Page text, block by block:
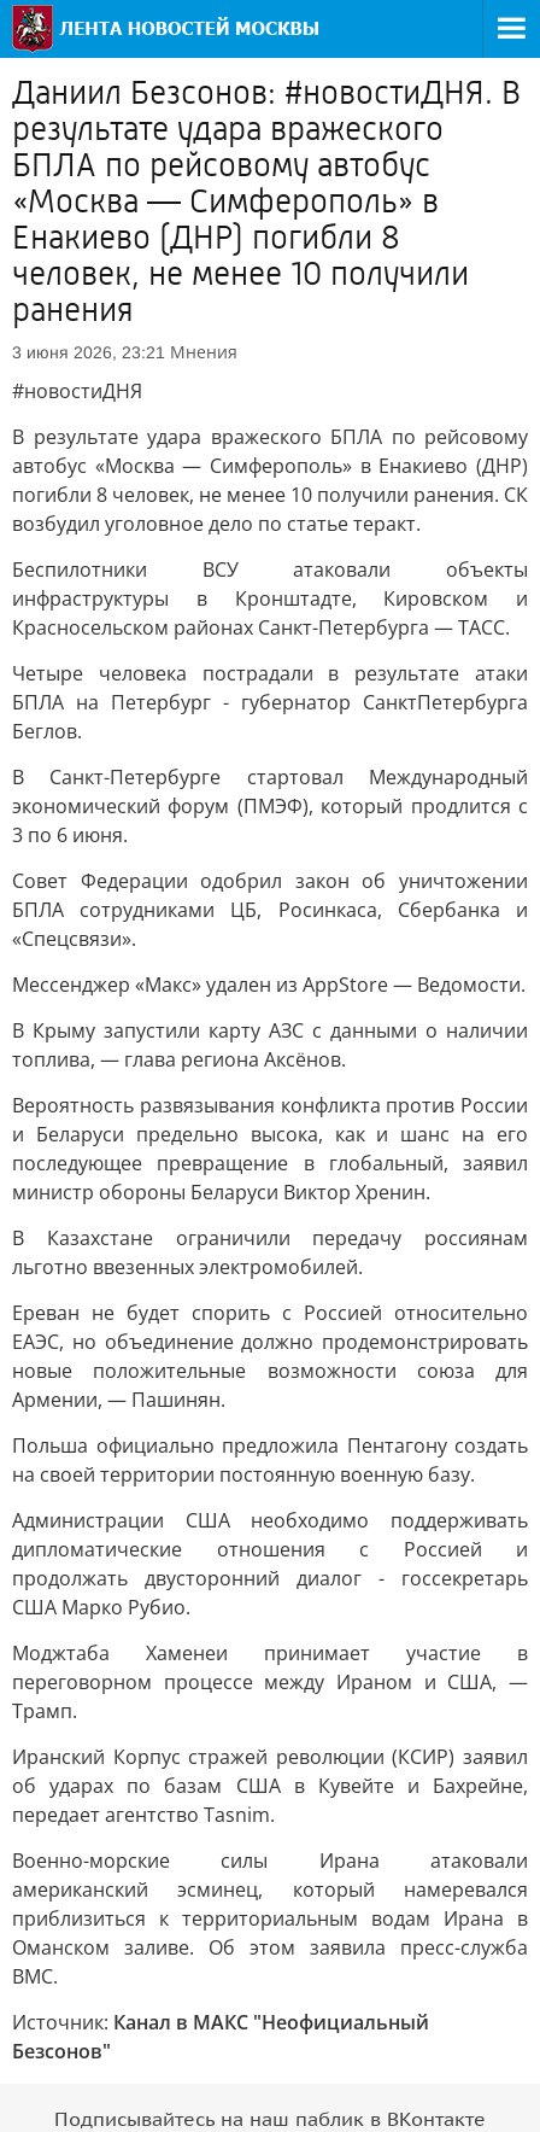
Даниил Безсонов: #новостиДНЯ. В
результате удара вражеского
БПЛА по рейсовому автобус
«Москва — Симферополь» в
Енакиево (ДНР) погибли 8
человек, не менее 10 получили
ранения
3 июня 2026, 23:21 Мнения
#новостиДНЯ
В результате удара вражеского БПЛА по рейсовому
автобус «Москва — Симферополь» в Енакиево (ДНР)
погибли 8 человек, не менее 10 получили ранения. СК
возбудил уголовное дело по статье теракт.
Беспилотники ВСУ атаковали объекты
инфраструктуры в Кронштадте, Кировском и
Красносельском районах Санкт-Петербурга — ТАСС.
Четыре человека пострадали в результате атаки
БПЛА на Петербург - губернатор СанктПетербурга
Беглов.
В Санкт-Петербурге стартовал Международный
экономический форум (ПМЭФ), который продлится с
3 по 6 июня.
Совет Федерации одобрил закон об уничтожении
БПЛА сотрудниками ЦБ, Росинкаса, Сбербанка и
«Спецсвязи».
Мессенджер «Макс» удален из AppStore — Ведомости.
В Крыму запустили карту АЗС с данными о наличии
топлива, — глава региона Аксёнов.
Вероятность развязывания конфликта против России
и Беларуси предельно высока, как и шанс на его
последующее превращение в глобальный, заявил
министр обороны Беларуси Виктор Хренин.
В Казахстане ограничили передачу россиянам
льготно ввезенных электромобилей.
Ереван не будет спорить с Россией относительно
ЕАЭС, но объединение должно продемонстрировать
новые положительные возможности союза для
Армении, — Пашинян.
Польша официально предложила Пентагону создать
на своей территории постоянную военную базу.
Администрации США необходимо поддерживать
дипломатические отношения с Россией и
продолжать двусторонний диалог - госсекретарь
США Марко Рубио.
Моджтаба Хаменеи принимает участие в
переговорном процессе между Ираном и США, —
Трамп.
Иранский Корпус стражей революции (КСИР) заявил
об ударах по базам США в Кувейте и Бахрейне,
передает агентство Tasnim.
Военно-морские силы Ирана атаковали
американский эсминец, который намеревался
приблизиться к территориальным водам Ирана в
Оманском заливе. Об этом заявила пресс-служба
ВМС.
Источник: Канал в МАКС "Неофициальный
Безсонов"
Подписывайтесь на наш паблик в ВКонтакте